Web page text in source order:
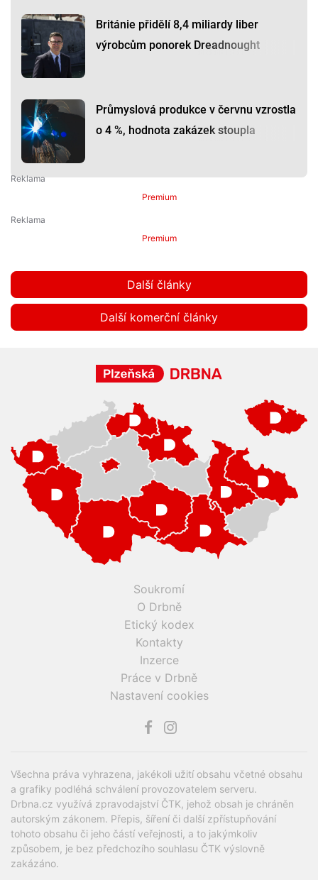
Británie přidělí 8,4 miliardy liber
výrobcům ponorek Dreadnought
Průmyslová produkce v červnu vzrostla
o 4 %, hodnota zakázek stoupla
Premium
Premium
Další články
Další komerční články
Soukromí
O Drbně
Etický kodex
Kontakty
Inzerce
Práce v Drbně
Nastavení cookies
Všechna práva vyhrazena, jakékoli užití obsahu včetné obsahu
a grafiky podléhá schválení provozovatelem serveru.
Drbna.cz využívá zpravodajství ČTK, jehož obsah je chráněn
autorským zákonem. Přepis, šíření či další zpřístupňování
tohoto obsahu či jeho částí veřejnosti, a to jakýmkoliv
způsobem, je bez předchozího souhlasu ČTK výslovně
zakázáno.